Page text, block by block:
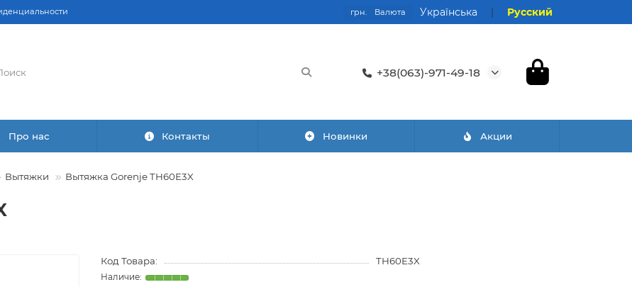
грн. Валюта Українська | Русский
+38(063)-971-49-18
Про нас Контакты Новинки Акции
Вытяжки Вытяжка Gorenje TH60E3X
Код Товара: TH60E3X